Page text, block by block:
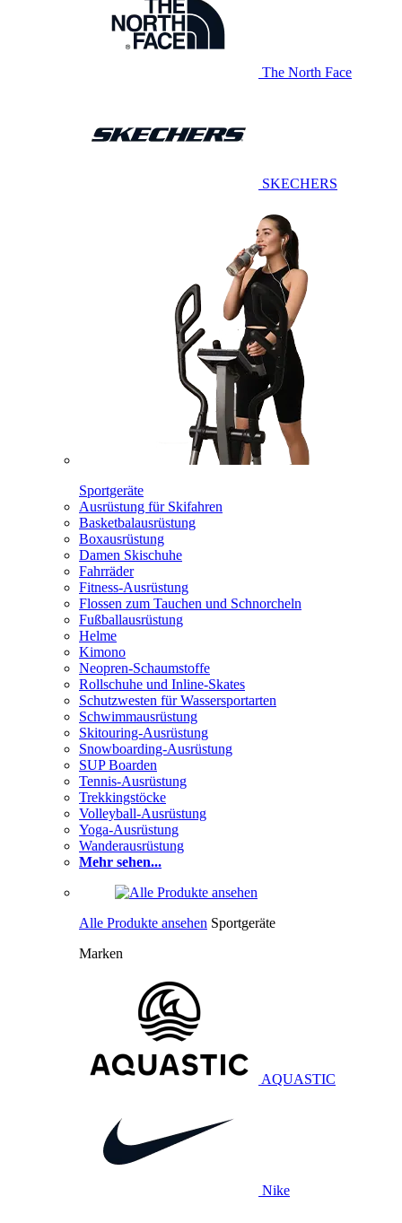
The North Face
SKECHERS
Sportgeräte
Ausrüstung für Skifahren
Basketbalausrüstung
Boxausrüstung
Damen Skischuhe
Fahrräder
Fitness-Ausrüstung
Flossen zum Tauchen und Schnorcheln
Fußballausrüstung
Helme
Kimono
Neopren-Schaumstoffe
Rollschuhe und Inline-Skates
Schutzwesten für Wassersportarten
Schwimmausrüstung
Skitouring-Ausrüstung
Snowboarding-Ausrüstung
SUP Boarden
Tennis-Ausrüstung
Trekkingstöcke
Volleyball-Ausrüstung
Yoga-Ausrüstung
Wanderausrüstung
Mehr sehen...
Alle Produkte ansehen Sportgeräte
Marken
AQUASTIC
Nike